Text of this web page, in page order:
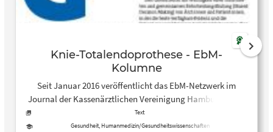
Knie-Totalendoprothese - EbM-
Kolumne
Seit Januar 2016 veröffentlicht das EbM-Netzwerk im
Journal der Kassenärztlichen Vereinigung Hamburg unter
der Rubrik "Netzwerk" Artikel zu aktuellen EbM-Themen.
Diese werden teilweise auch in der Zeitschrift der
Text
Gesundheit, Humanmedizin/Gesundheitswissenschaften